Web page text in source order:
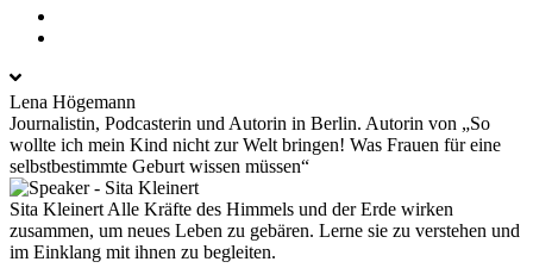
Lena Högemann
Journalistin, Podcasterin und Autorin in Berlin. Autorin von „So
wollte ich mein Kind nicht zur Welt bringen! Was Frauen für eine
selbstbestimmte Geburt wissen müssen“
Sita Kleinert Alle Kräfte des Himmels und der Erde wirken
zusammen, um neues Leben zu gebären. Lerne sie zu verstehen und
im Einklang mit ihnen zu begleiten.